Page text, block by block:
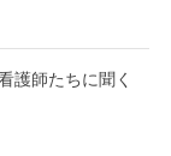
護師たちに聞く